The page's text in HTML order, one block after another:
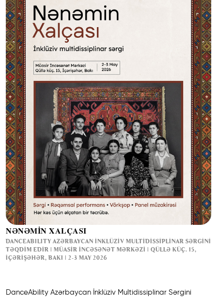
NƏNƏMİN XALÇASI
DANCEABILITY AZƏRBAYCAN İNKLÜZIV MULTIDISSIPLINAR SƏRGINI
TƏQDIM EDIR | MÜASIR İNCƏSƏNƏT MƏRKƏZI | QÜLLƏ KÜÇ. 15,
İÇƏRIŞƏHƏR, BAKI | 2-3 MAY 2026
DanceAbility Azərbaycan İnklüziv Multidissiplinar Sərgini